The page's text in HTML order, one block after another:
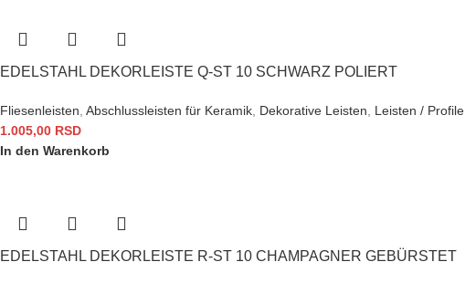
EDELSTAHL DEKORLEISTE Q-ST 10 SCHWARZ POLIERT
Fliesenleisten Abschlussleisten für Keramik Dekorative Leisten
Leisten / Profile
1.005,00 RSD
In den Warenkorb
EDELSTAHL DEKORLEISTE R-ST 10 CHAMPAGNER GEBÜRSTET